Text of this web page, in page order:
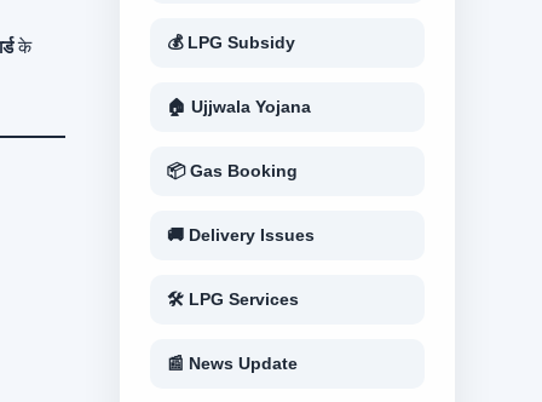
के 💰 LPG Subsidy
🏠 Ujjwala Yojana
📦 Gas Booking
🚚 Delivery Issues
🛠 LPG Services
📰 News Update